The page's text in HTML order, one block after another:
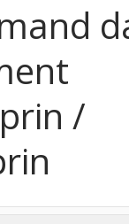
/